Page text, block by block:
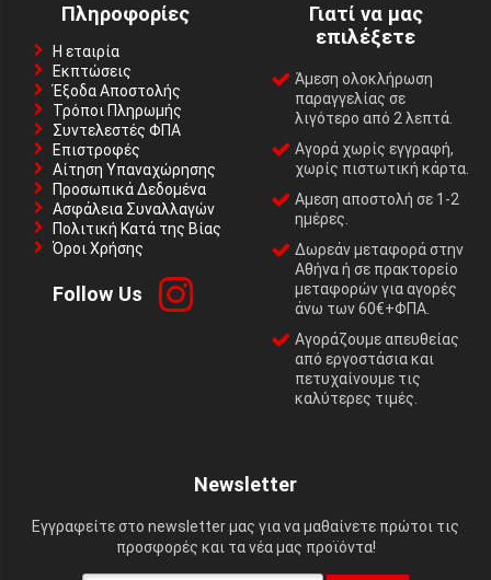
Πληροφορίες
Η εταιρία
Εκπτώσεις
Έξοδα Αποστολής
Τρόποι Πληρωμής
Συντελεστές ΦΠΑ
Επιστροφές
Αίτηση Υπαναχώρησης
Προσωπικά Δεδομένα
Ασφάλεια Συναλλαγών
Πολιτική Κατά της Βίας
Όροι Χρήσης
Follow Us
Γιατί να μας
επιλέξετε
Άμεση ολοκλήρωση
παραγγελίας σε
λιγότερο από 2 λεπτά.
Αγορά χωρίς εγγραφή,
χωρίς πιστωτική κάρτα.
Αμεση αποστολή σε 1-2
ημέρες.
Δωρεάν μεταφορά στην
Αθήνα ή σε πρακτορείο
μεταφορών για αγορές
άνω των 60€+ΦΠΑ.
Αγοράζουμε απευθείας
από εργοστάσια και
πετυχαίνουμε τις
καλύτερες τιμές.
Newsletter
Εγγραφείτε στο newsletter μας για να μαθαίνετε πρώτοι τις
προσφορές και τα νέα μας προϊόντα!